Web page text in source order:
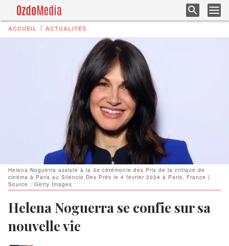
ACCUEIL ACTUALITÉS
Helena Noguerra assiste à la 3e cérémonie des Prix de la critique de
cinéma à Paris au Silencio Des Prés le 4 février 2024 à Paris, France |
Source : Getty Images
Helena Noguerra se confie sur sa
nouvelle vie